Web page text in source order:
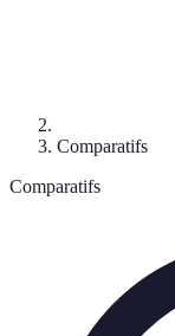
Comparatifs
Comparatifs